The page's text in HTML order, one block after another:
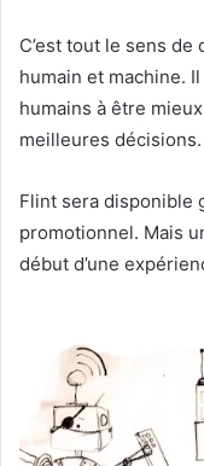
C’est tout le sens de
humain et machine.
humains à être
meilleures décisions.
Flint sera disponible
promotionnel. Mais
début d’une